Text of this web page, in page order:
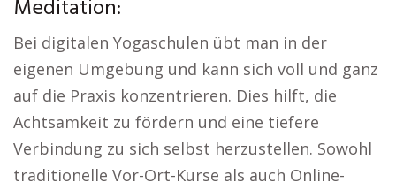
Meditation:
Bei digitalen Yogaschulen übt man in der
eigenen Umgebung und kann sich voll und ganz
auf die Praxis konzentrieren. Dies hilft, die
Achtsamkeit zu fördern und eine tiefere
Verbindung zu sich selbst herzustellen. Sowohl
traditionelle Vor-Ort-Kurse als auch Online-